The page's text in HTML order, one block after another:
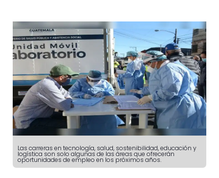
Las carreras en tecnología, salud, sostenibilidad, educación y
logística son solo algunas de las áreas que ofrecerán
oportunidades de empleo en los próximos años.